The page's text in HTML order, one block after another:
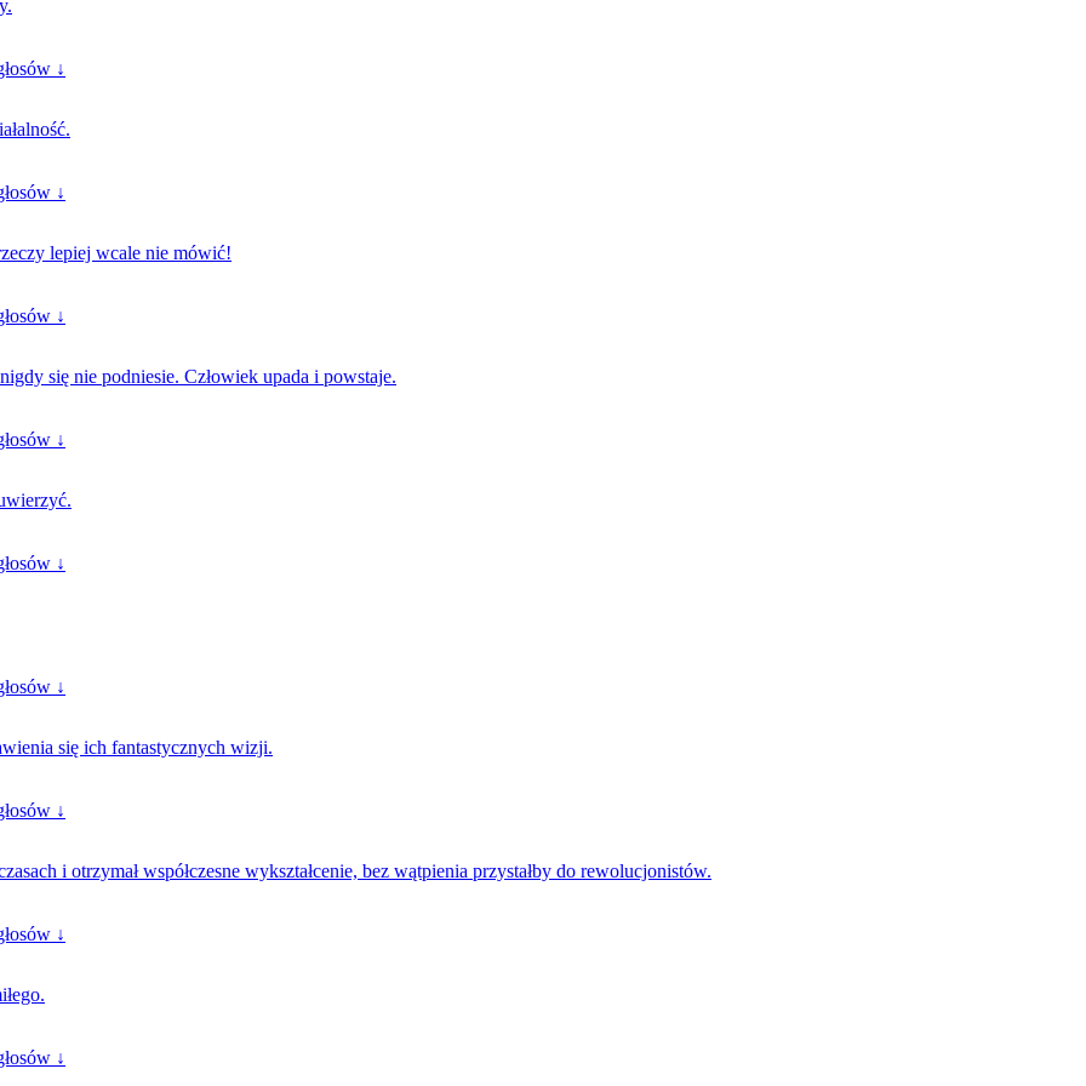
↓
↓
lepiej wcale nie mówić!
↓
się nie podniesie. Człowiek upada i powstaje.
↓
↓
↓
się ich fantastycznych wizji.
↓
i otrzymał współczesne wykształcenie, bez wątpienia przystałby do rewolucjonistów.
↓
↓